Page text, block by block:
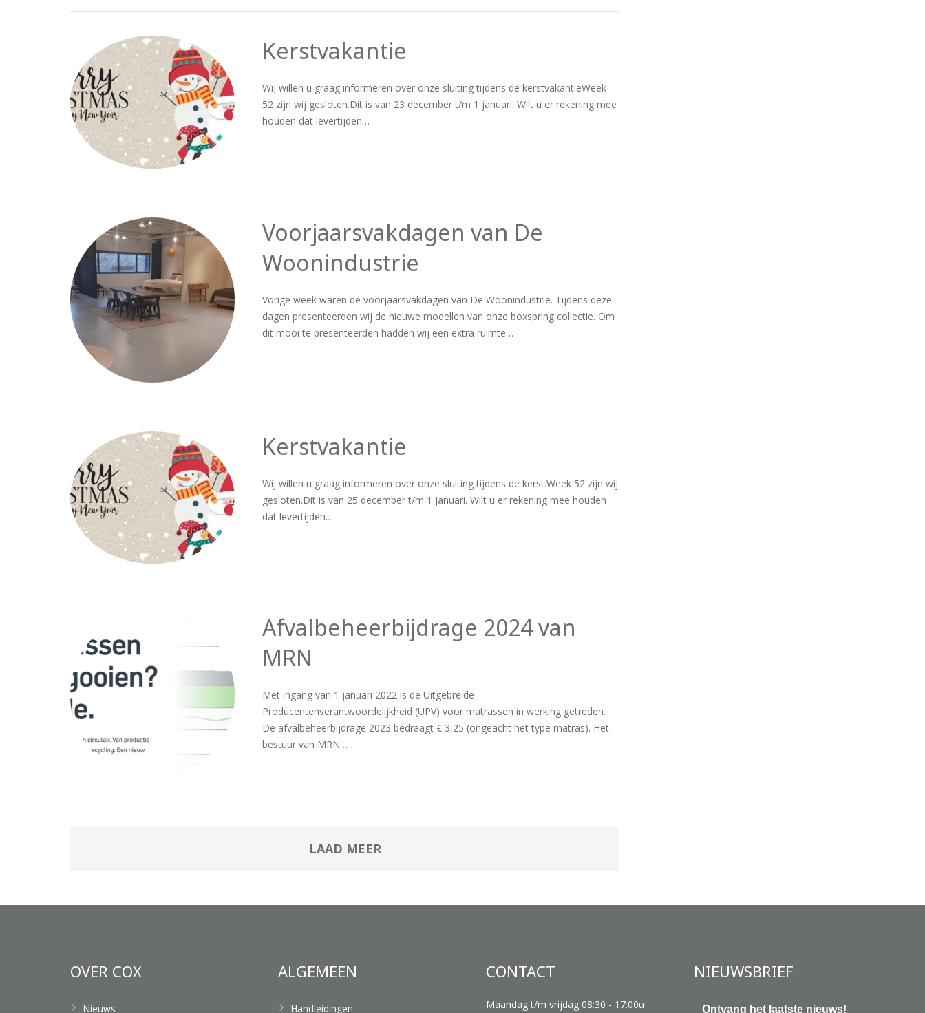
Kerstvakantie
Wij willen u graag informeren over onze sluiting tijdens de kerstvakantieWeek
52 zijn wij gesloten.Dit is van 23 december t/m 1 januari. Wilt u er rekening mee
houden dat levertijden…
Voorjaarsvakdagen van De
Woonindustrie
Vorige week waren de voorjaarsvakdagen van De Woonindustrie. Tijdens deze
dagen presenteerden wij de nieuwe modellen van onze boxspring collectie. Om
dit mooi te presenteerden hadden wij een extra ruimte…
Kerstvakantie
Wij willen u graag informeren over onze sluiting tijdens de kerst.Week 52 zijn wij
gesloten.Dit is van 25 december t/m 1 januari. Wilt u er rekening mee houden
dat levertijden…
Afvalbeheerbijdrage 2024 van
MRN
Met ingang van 1 januari 2022 is de Uitgebreide
Producentenverantwoordelijkheid (UPV) voor matrassen in werking getreden.
De afvalbeheerbijdrage 2023 bedraagt € 3,25 (ongeacht het type matras). Het
bestuur van MRN…
LAAD MEER
OVER COX
Nieuws
ALGEMEEN
Handleidingen
CONTACT
Maandag t/m vrijdag 08:30 - 17:00u
NIEUWSBRIEF
Ontvang het laatste nieuws!